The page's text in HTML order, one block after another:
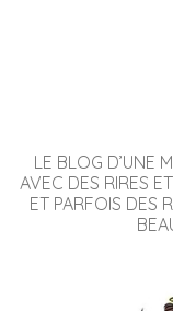
LE BLOG D’UNE
AVEC DES RIRES
ET PARFOIS DES